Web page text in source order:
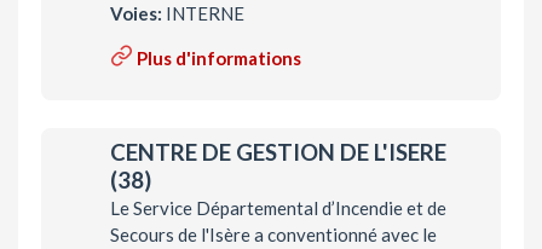
Voies: INTERNE
Plus d'informations
CENTRE DE GESTION DE L'ISERE
(38)
Le Service Départemental d’Incendie et de
Secours de l'Isère a conventionné avec le